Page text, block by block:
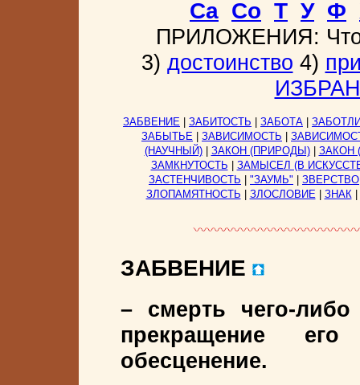
Са Со Т У Ф
ПРИЛОЖЕНИЯ: Что
3) достоинство 4)
ЗАБВЕНИЕ ЗАБИТОСТЬ ЗАБОТА
ЗАБЫТЬЕ
ЗАВИСИМОСТЬ
(НАУЧНЫЙ)| ЗАКОН (ПРИРОДЫ)| ЗАКОН
ЗАМКНУТОСТЬ
ЗАМЫСЕЛ (В
ЗАСТЕНЧИВОСТЬ
"ЗАУМЬ" ЗВЕРСТВО
ЗЛОПАМЯТНОСТЬ
ЗЛОСЛОВИЕ| ЗНАК|
ЗАБВЕНИЕ
– смерть чего-
прекращение
обесценение.